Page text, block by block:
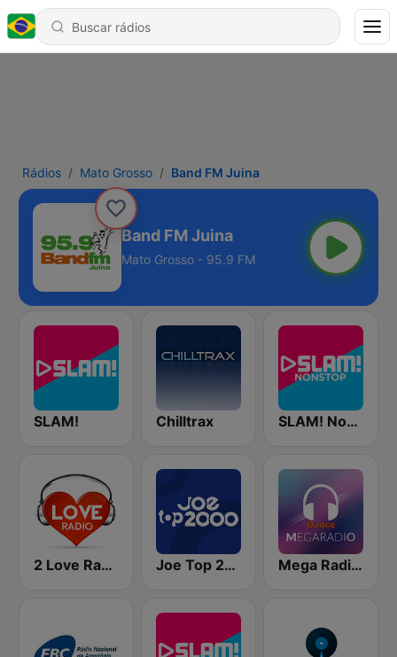
Rádios Mato Grosso Band FM Juina
Band FM Juina
Mato Grosso - 95.9 FM
SLAM! Chilltrax SLAM! Nonstop
2 Love Radio Joe Top 2000 Mega Radio Dance